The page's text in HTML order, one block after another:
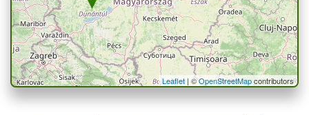
Leaflet| ©OpenStreetMapcontributors